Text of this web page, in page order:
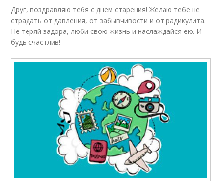
Друг, поздравляю тебя с днем старения! Желаю тебе не
страдать от давления, от забывчивости и от радикулита.
Не теряй задора, люби свою жизнь и наслаждайся ею. И
будь счастлив!